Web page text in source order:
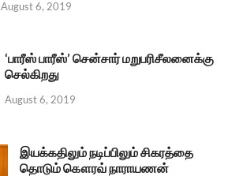
August 6, 2019
‘பாரீஸ் பாரீஸ்’ சென்சார் மறுபரிசீலனைக்கு
செல்கிறது
August 6, 2019
இயக்கதிலும் நடிப்பிலும் சிகரத்தை
தொடும் கௌரவ் நாராயணன்